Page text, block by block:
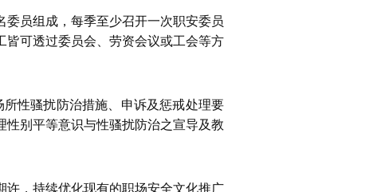
员组成，每季至少召开一次职安委员
可透过委员会、劳资会议或工会等方
性骚扰防治措施、申诉及惩戒处理要
别平等意识与性骚扰防治之宣导及教
，持续优化现有的职场安全文化推广